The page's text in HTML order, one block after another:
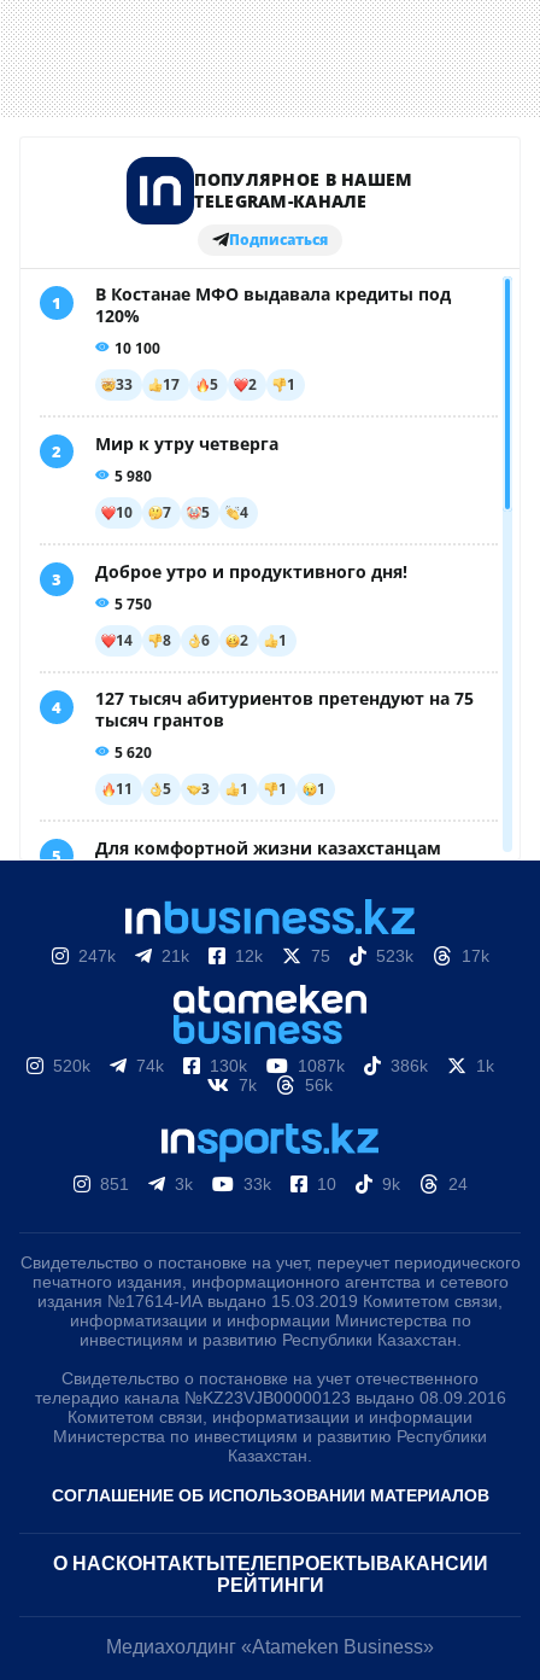
247k 21k 12k 75 523k 17k
520k 74k 130k 1087k 386k
1k
7k
56k
851 3k 33k 10 9k 24
Свидетельство о постановке на учет, переучет периодического
печатного издания, информационного агентства и сетевого
издания №17614-ИА выдано 15.03.2019 Комитетом связи,
информатизации и информации Министерства по
инвестициям и развитию Республики Казахстан.
Свидетельство о постановке на учет отечественного
телерадио канала №KZ23VJB00000123 выдано 08.09.2016
Комитетом связи, информатизации и информации
Министерства по инвестициям и развитию Республики
Казахстан.
СОГЛАШЕНИЕ ОБ ИСПОЛЬЗОВАНИИ МАТЕРИАЛОВ
О НАС КОНТАКТЫ ТЕЛЕПРОЕКТЫ ВАКАНСИИ
РЕЙТИНГИ
Медиахолдинг «Atameken Business»